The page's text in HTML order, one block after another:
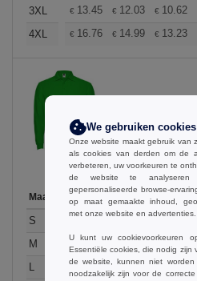
3XL
€ 13.45 € 12.03 € 10.62
4XL
€ 16.76 € 14.99 € 13.23
Maat 1-11 12-35 36-71
S 11.57 10.34 9.13
M
11.57 10.34 9.13
L
€11.57 €10.34 € 9.13
We gebruiken cookies
Onze website maakt gebruik van
als cookies van derden om de
verbeteren, uw voorkeuren te
de website te
gepersonaliseerde browse-
op maat gemaakte inhoud,
met onze website en advertenties.
U kunt uw cookievoorkeuren
Essentiële cookies, die nodig zijn
de website, kunnen niet worden
noodzakelijk zijn voor de